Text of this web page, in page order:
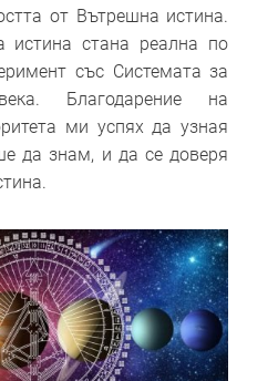
от Вътрешна истина.
истина стана реална по
със Системата за
Благодарение на
ми успях да узная
да знам, и да се доверя